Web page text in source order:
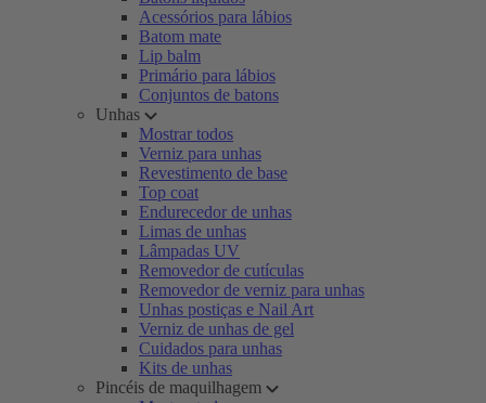
Acessórios para lábios
Batom mate
Lip balm
Primário para lábios
Conjuntos de batons
Unhas
Mostrar todos
Verniz para unhas
Revestimento de base
Top coat
Endurecedor de unhas
Limas de unhas
Lâmpadas UV
Removedor de cutículas
Removedor de verniz para unhas
Unhas postiças e Nail Art
Verniz de unhas de gel
Cuidados para unhas
Kits de unhas
Pincéis de maquilhagem